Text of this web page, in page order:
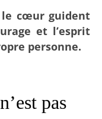
le cœur guident
et l’esprit
personne.
pas